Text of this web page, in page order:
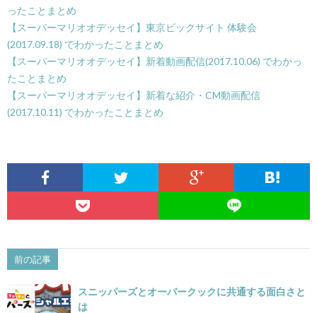
ったことまとめ
【スーパーマリオオデッセイ】東京ビックサイト 体験会
(2017.09.18) でわかったことまとめ
【スーパーマリオオデッセイ】新着動画配信(2017.10.06) でわかっ
たことまとめ
【スーパーマリオオデッセイ】新着な紹介・CM動画配信
(2017.10.11) でわかったことまとめ
前の記事
スニッパーズとオーバークックに共通する面白さと
は